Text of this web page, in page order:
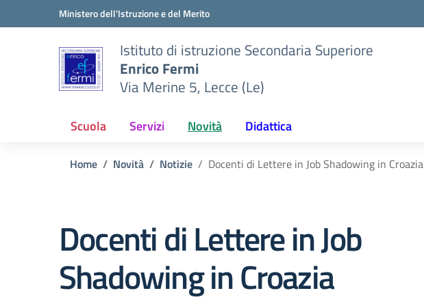
Vai ai contenuti
Vai al menu di navigazioneMinistero dell'Istruzione e del Merito
Istituto di istruzione Secondaria Superiore
Enrico Fermi
Via Merine 5, Lecce (Le)
Scuola Servizi Novità Didattica
Home Novità Notizie Docenti di Lettere in Job Shadowing in Croazia
Docenti di Lettere in Job
Shadowing in Croazia